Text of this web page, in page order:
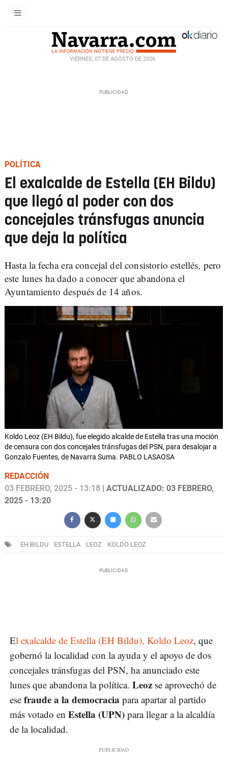
VIERNES, 07 DE AGOSTO DE 2026
POLÍTICA
El exalcalde de Estella (EH Bildu)
que llegó al poder con dos
concejales tránsfugas anuncia
que deja la política
Hasta la fecha era concejal del consistorio estellés, pero
este lunes ha dado a conocer que abandona el
Ayuntamiento después de 14 años.
Koldo Leoz (EH Bildu), fue elegido alcalde de Estella tras una moción
de censura con dos concejales tránsfugas del PSN, para desalojar a
Gonzalo Fuentes, de Navarra Suma. PABLO LASAOSA
REDACCIÓN
03 FEBRERO, 2025 - 13:18 | ACTUALIZADO: 03 FEBRERO,
2025 - 13:20
EH BILDU ESTELLA LEOZ KOLDO LEOZ
El exalcalde de Estella (EH Bildu), Koldo Leoz, que
gobernó la localidad con la ayuda y el apoyo de dos
concejales tránsfugas del PSN, ha anunciado este
lunes que abandona la política. Leoz se aprovechó de
ese fraude a la democracia para apartar al partido
más votado en Estella (UPN) para llegar a la alcaldía
de la localidad.